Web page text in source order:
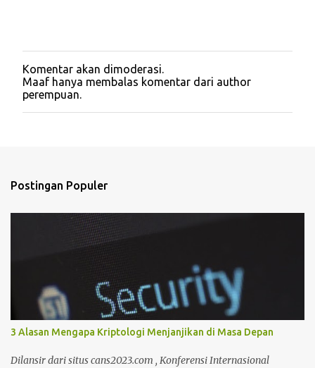
P
o
s
t
m
n
Komentar akan dimoderasi.
Maaf hanya membalas komentar dari author
perempuan.
Postingan Populer
3 Alasan Mengapa Kriptologi Menjanjikan di Masa Depan
Dilansir dari situs cans2023.com , Konferensi Internasional